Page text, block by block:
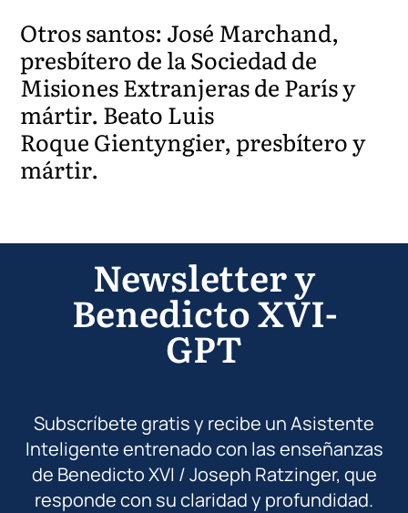
Otros santos: José Marchand,
presbítero de la Sociedad de
Misiones Extranjeras de París y
mártir. Beato Luis
Roque Gientyngier, presbítero y
mártir.
Newsletter y
Benedicto XVI-
GPT
Subscríbete gratis y recibe un Asistente
Inteligente entrenado con las enseñanzas
de Benedicto XVI / Joseph Ratzinger, que
responde con su claridad y profundidad.